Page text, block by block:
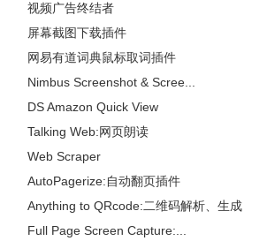
视频广告终结者
屏幕截图下载插件
网易有道词典鼠标取词插件
Nimbus Screenshot & Scree...
DS Amazon Quick View
Talking Web:网页朗读
Web Scraper
AutoPagerize:自动翻页插件
Anything to QRcode:二维码解析、生成
Full Page Screen Capture:...